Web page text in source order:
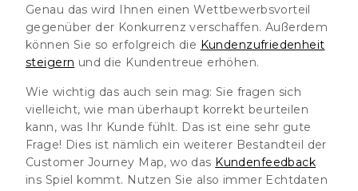
Genau das wird Ihnen einen Wettbewerbsvorteil
gegenüber der Konkurrenz verschaffen. Außerdem
können Sie so erfolgreich die Kundenzufriedenheit
steigern und die Kundentreue erhöhen.
Wie wichtig das auch sein mag: Sie fragen sich
vielleicht, wie man überhaupt korrekt beurteilen
kann, was Ihr Kunde fühlt. Das ist eine sehr gute
Frage! Dies ist nämlich ein weiterer Bestandteil der
Customer Journey Map, wo das Kundenfeedback
ins Spiel kommt. Nutzen Sie also immer Echtdaten